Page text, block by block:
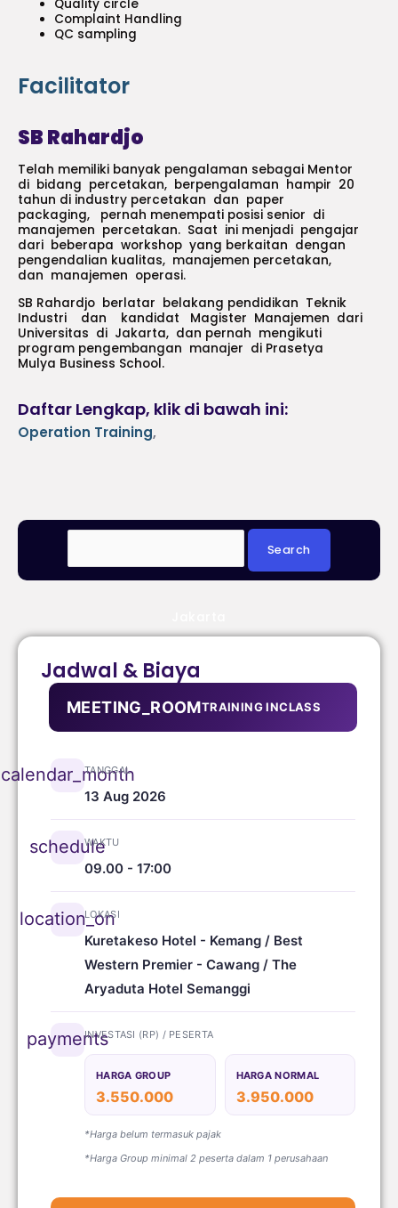
Quality circle
Complaint Handling
QC sampling
Facilitator
SB Rahardjo
Telah memiliki banyak pengalaman sebagai Mentor
di bidang percetakan, berpengalaman hampir 20
tahun di industry percetakan dan paper
packaging, pernah menempati posisi senior di
manajemen percetakan. Saat ini menjadi pengajar
dari beberapa workshop yang berkaitan dengan
pengendalian kualitas, manajemen percetakan,
dan manajemen operasi.
SB Rahardjo berlatar belakang pendidikan Teknik
Industri dan kandidat Magister Manajemen dari
Universitas di Jakarta, dan pernah mengikuti
program pengembangan manajer di Prasetya
Mulya Business School.
Daftar Lengkap, klik di bawah ini:
Operation Training,
Jadwal & Biaya
MEETING_ROOMTRAINING INCLASS
calendar_month
TANGGAL
13 Aug 2026
schedule
WAKTU
09.00 - 17:00
location_on
LOKASI
Kuretakeso Hotel - Kemang / Best
Western Premier - Cawang / The
Aryaduta Hotel Semanggi
paymentsINVESTASI (RP) / PESERTA
HARGA GROUP
3.550.000
HARGA NORMAL
3.950.000
*Harga belum termasuk pajak
*Harga Group minimal 2 peserta dalam 1 perusahaan